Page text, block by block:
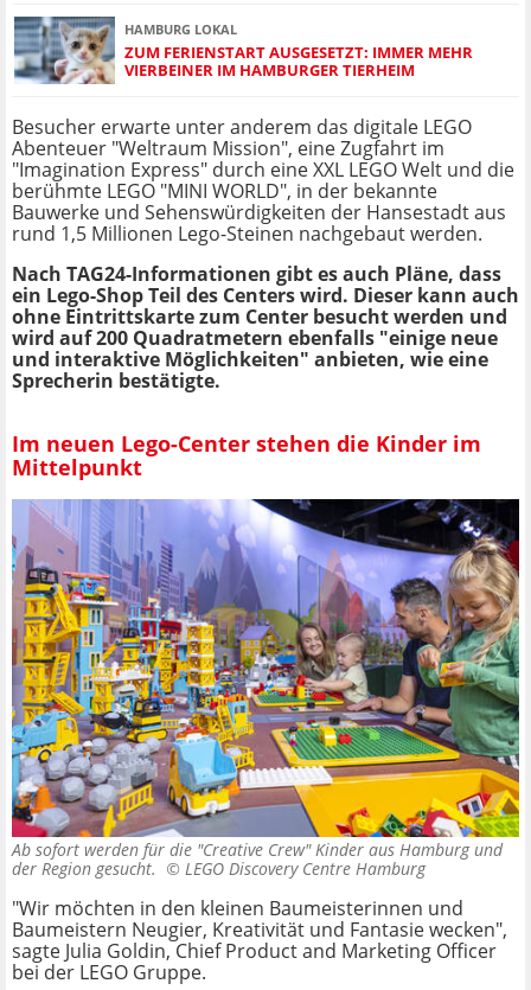
HAMBURG LOKAL
ZUM FERIENSTART AUSGESETZT: IMMER MEHR
VIERBEINER IM HAMBURGER TIERHEIM
Besucher erwarte unter anderem das digitale LEGO
Abenteuer "Weltraum Mission", eine Zugfahrt im
"Imagination Express" durch eine XXL LEGO Welt und die
berühmte LEGO "MINI WORLD", in der bekannte
Bauwerke und Sehenswürdigkeiten der Hansestadt aus
rund 1,5 Millionen Lego-Steinen nachgebaut werden.
Nach TAG24-Informationen gibt es auch Pläne, dass
ein Lego-Shop Teil des Centers wird. Dieser kann auch
ohne Eintrittskarte zum Center besucht werden und
wird auf200 Quadratmetern ebenfalls "einige neue
und interaktive Möglichkeiten" anbieten, wie eine
Sprecherin bestätigte.
Im neuen Lego-Center stehen die Kinder im
Mittelpunkt
Ab sofort werden für die "Creative Crew" Kinder aus Hamburg und
der Region gesucht. © LEGO Discovery Centre Hamburg
"Wir möchten in den kleinen Baumeisterinnen und
Baumeistern Neugier, Kreativität und Fantasie wecken",
sagte Julia Goldin, Chief Product and Marketing Officer
bei der LEGO Gruppe.